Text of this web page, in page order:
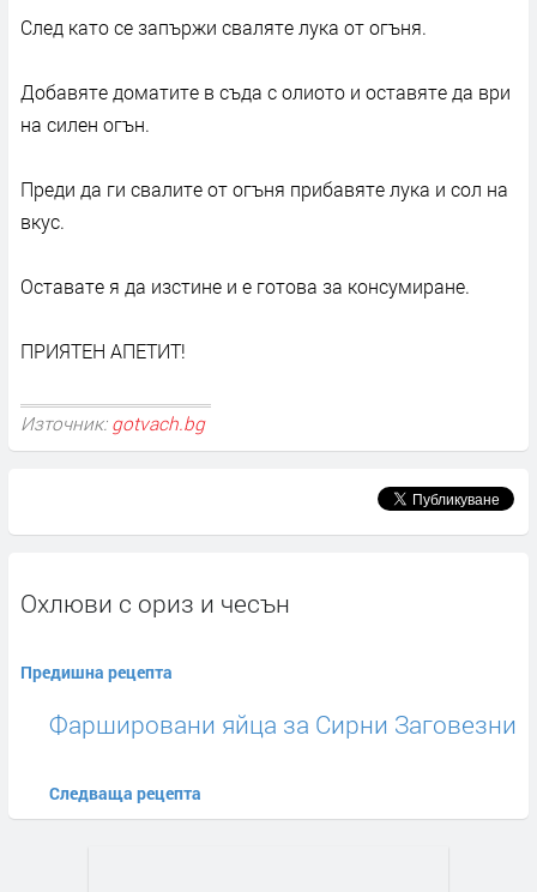
След като се запържи сваляте лука от огъня.
Добавяте доматите в съда с олиото и оставяте да ври
на силен огън.
Преди да ги свалите от огъня прибавяте лука и сол на
вкус.
Оставате я да изстине и е готова за консумиране.
ПРИЯТЕН АПЕТИТ!
Източник: gotvach.bg
Охлюви с ориз и чесън
Предишна рецепта
Фаршировани яйца за Сирни Заговезни
Следваща рецепта